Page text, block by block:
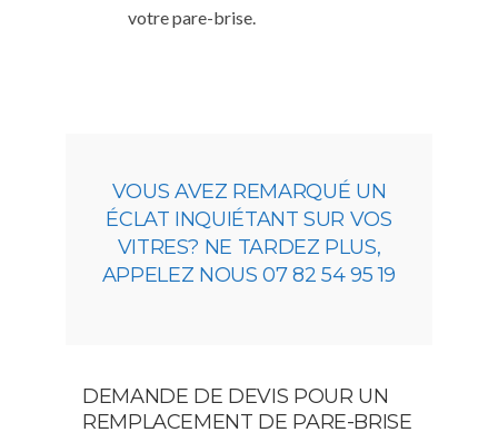
votre pare-brise.
VOUS AVEZ REMARQUÉ UN
ÉCLAT INQUIÉTANT SUR VOS
VITRES? NE TARDEZ PLUS,
APPELEZ NOUS 07 82 54 95 19
DEMANDE DE DEVIS POUR UN
REMPLACEMENT DE PARE-BRISE